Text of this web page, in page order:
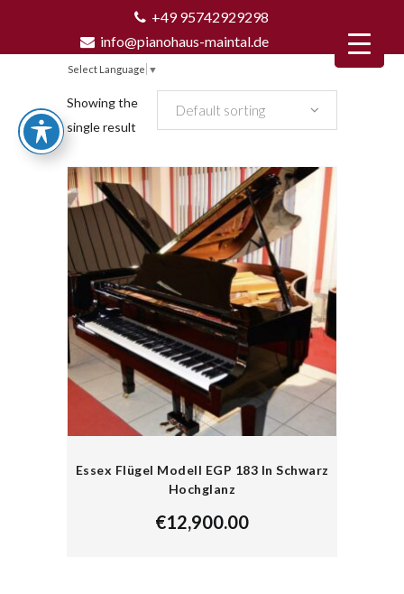
+49 95742929298
info@pianohaus-maintal.de
Select Language ▼
Showing the
single result
Default sorting
Essex Flügel Modell EGP 183 In Schwarz
Hochglanz
€12,900.00